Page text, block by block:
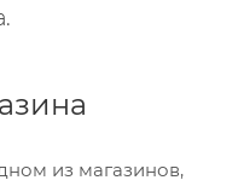
из магазинов,